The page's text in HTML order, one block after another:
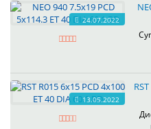
24.07.2022
13.05.2022